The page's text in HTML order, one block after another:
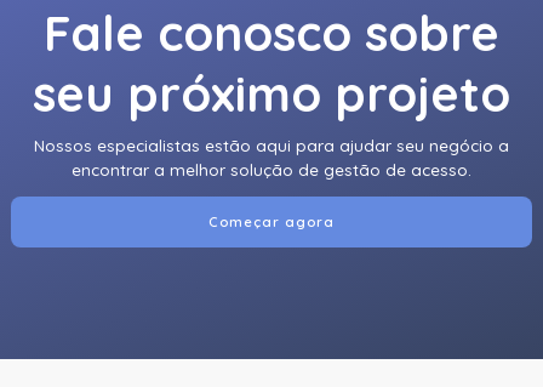
Fale conosco sobre
seu próximo projeto
Nossos especialistas estão aqui para ajudar seu negócio a
encontrar a melhor solução de gestão de acesso.
Começar agora